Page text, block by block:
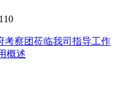
110
考察团莅临我司指导工作
概述